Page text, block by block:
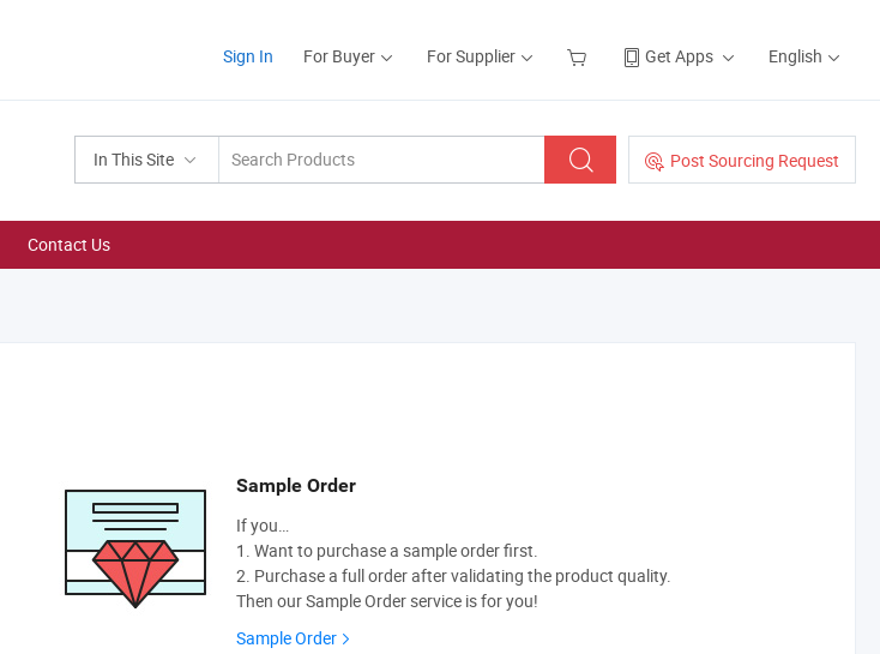
Sign In For Buyer For Supplier Get Apps English
In This Site Post Sourcing Request
Contact Us
Sample Order
If you…
1. Want to purchase a sample order first.
2. Purchase a full order after validating the product quality.
Then our Sample Order service is for you!
Sample Order